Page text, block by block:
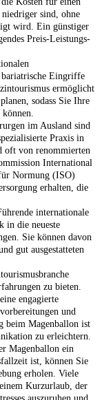
sind, ohne
wird. Ein günstiger
Preis-Leistungs-
bariatrische Eingriffe
ermöglicht
sodass Sie Ihre
im Ausland sind
Praxis in
oft von renommierten
International
Normung (ISO)
erhalten, die
internationale
in die neueste
Sie können davon
gut ausgestatteten
zu bieten.
engagierte
und
beim Magenballon ist
zu erleichtern.
Magenballon ein
ist, können Sie
erholen. Viele
Kurzurlaub, der